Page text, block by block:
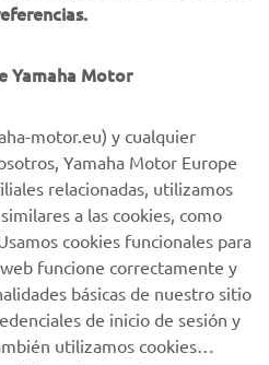
y opciones de participación
en el siguiente enlace:
1/7
Yamaha Motor
motor.eu) y cualquier
Yamaha Motor Europe
relacionadas, utilizamos
a las cookies, como
cookies funcionales para
funcione correctamente y
básicas de nuestro sitio
de inicio de sesión y
utilizamos cookies